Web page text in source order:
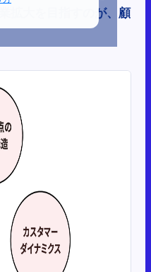
拡大を目指すのが、顧